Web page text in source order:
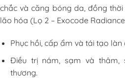
chắc và căng bóng da, đồng
lão hóa (Lọ 2 – Exocode
Phục hồi, cấp ẩm và tái tạo
Điều trị nám, sạm và thâm,
thương.